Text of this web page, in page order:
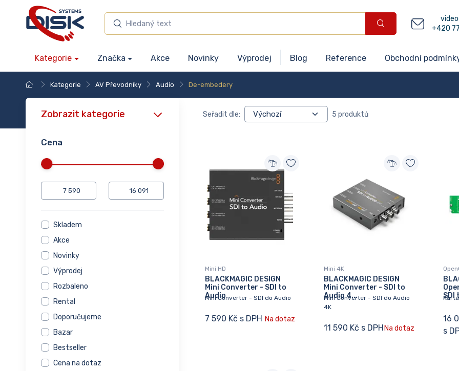
+420
Kategorie Značka Akce Novinky Výprodej Blog Reference Obchodní
Kategorie AV Převodníky Audio De-embedery
Zobrazit kategorie
Cena
Skladem
Akce
Novinky
Výprodej
Rozbaleno
Rental
Doporučujeme
Bazar
Bestseller
Cena na dotaz
Seřadit dle: 5 produktů
Mini HD
BLACKMAGIC DESIGN
Mini Converter - SDI to
Audio
Mini Converter - SDI do Audio
7 590 Kč s DPH Na dotaz
Mini 4K
BLACKMAGIC DESIGN
Mini Converter - SDI to
Audio 4...
Mini Converter - SDI do Audio
4K
11 590 Kč s DPH Na dotaz
SDI
16
s